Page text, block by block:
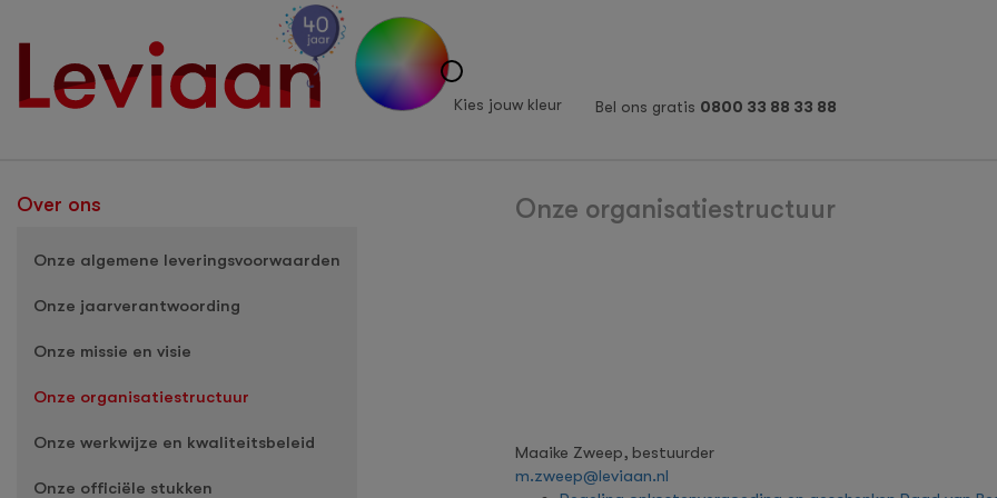
Kies jouw kleur Bel ons gratis 0800 33 88 33 88
Over ons
Onze algemene leveringsvoorwaarden
Onze jaarverantwoording
Onze missie en visie
Onze organisatiestructuur
Onze werkwijze en kwaliteitsbeleid
Onze officiële stukken
Onze organisatiestructuur
Maaike Zweep, bestuurder
m.zweep@leviaan.nl